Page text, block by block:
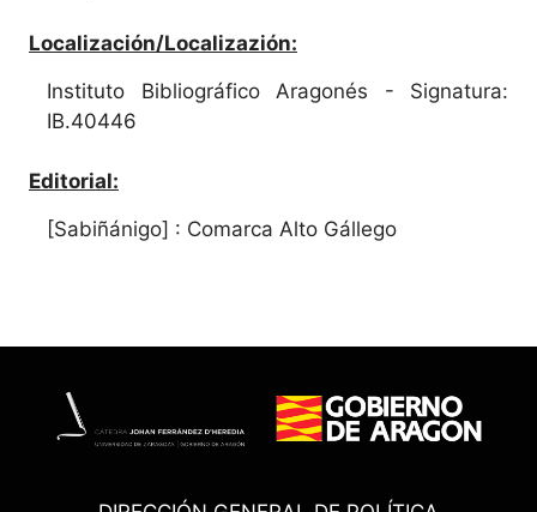
Localización/Localizazión:
Instituto Bibliográfico Aragonés - Signatura:
IB.40446
Editorial:
[Sabiñánigo] : Comarca Alto Gállego